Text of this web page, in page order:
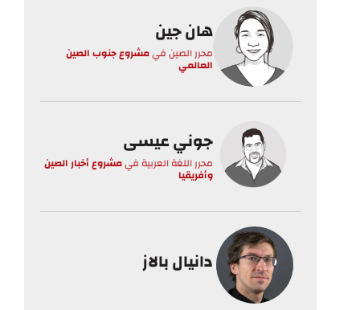
هان جين
محرر الصينفيمشروع جنوب الصين
العالمي
جوني عيسى
محرر اللغة العربية فيمشروع أخبار الصين
وأفريقيا
دانيال بالاز